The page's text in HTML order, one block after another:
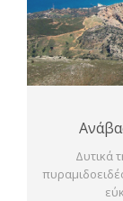
Δυτικά